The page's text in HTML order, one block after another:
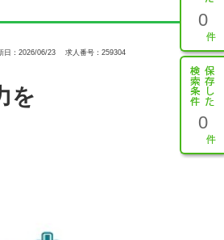
0
0
日：2026/06/23 求人番号：259304
を